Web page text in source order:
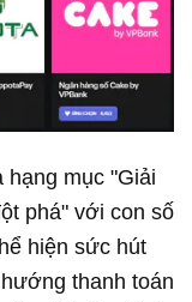
hạng mục "Giải
phá" với con số
hiện sức hút
thanh toán